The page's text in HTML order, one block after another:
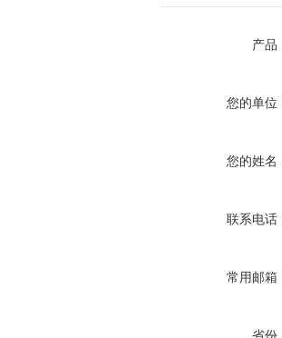
产品
您的单位
您的姓名
联系电话
常用邮箱